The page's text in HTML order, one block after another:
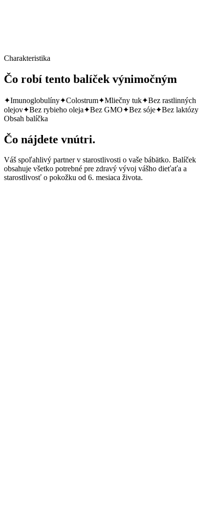
Charakteristika
Čo robí tento balíček výnimočným
✦Imunoglobulíny✦Colostrum✦Mliečny tuk✦Bez rastlinných
olejov✦Bez rybieho oleja✦Bez GMO✦Bez sóje✦Bez laktózy
Obsah balíčka
Čo nájdete vnútri.
Váš spoľahlivý partner v starostlivosti o vaše bábätko. Balíček
obsahuje všetko potrebné pre zdravý vývoj vášho dieťaťa a
starostlivosť o pokožku od 6. mesiaca života.